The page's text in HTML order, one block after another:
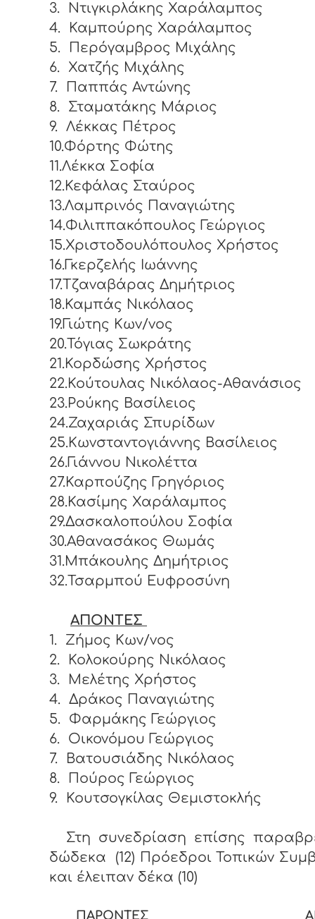
3.
Ντιγκιρλάκης Χαράλαμπος
4.
Καμπούρης Χαράλαμπος
5.
Περόγαμβρος Μιχάλης
6.
Χατζής Μιχάλης
7.
Παππάς Αντώνης
8.
Σταματάκης Μάριος
9.
Λέκκας Πέτρος
10.Φόρτης Φώτης
11.Λέκκα Σοφία
12.Κεφάλας Σταύρος
13.Λαμπρινός Παναγιώτης
14.Φιλιππακόπουλος Γεώργιος
15.Χριστοδουλόπουλος Χρήστος
16.Γκερζελής Ιωάννης
17.Τζαναβάρας Δημήτριος
18.Καμπάς Νικόλαος
19.Γιώτης Κων/νος
20.Τόγιας Σωκράτης
21.Κορδώσης Χρήστος
22.Κούτουλας Νικόλαος-Αθανάσιος
23.Ρούκης Βασίλειος
24.Ζαχαριάς Σπυρίδων
25.Κωνσταντογιάννης Βασίλειος
26.Γιάννου Νικολέττα
27.Καρπούζης Γρηγόριος
28.Κασίμης Χαράλαμπος
29.Δασκαλοπούλου Σοφία
30.Αθανασάκος Θωμάς
31.Μπάκουλης Δημήτριος
32.Τσαρμπού Ευφροσύνη
ΑΠΟΝΤΕΣ
1.
Ζήμος Κων/νος
2.
Κολοκούρης Νικόλαος
3.
Μελέτης Χρήστος
4.
Δράκος Παναγιώτης
5.
Φαρμάκης Γεώργιος
6.
Οικονόμου Γεώργιος
7.
Βατουσιάδης Νικόλαος
8.
Πούρος Γεώργιος
9.
Κουτσογκίλας Θεμιστοκλής
Στη συνεδρίαση επίσης
δώδεκα (12) Πρόεδροι Τοπικών
και έλειπαν δέκα (10)
ΠΑΡΟΝΤΕΣ